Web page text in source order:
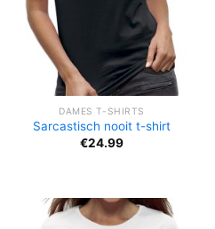
DAMES T-SHIRTS
Sarcastisch nooit t-shirt
€24.99